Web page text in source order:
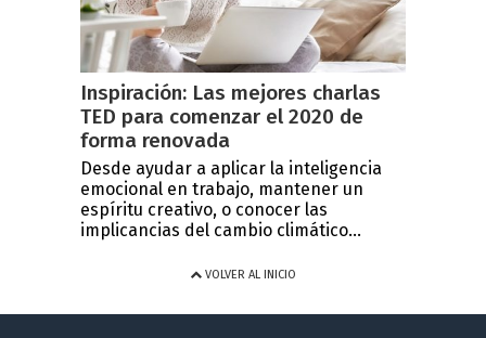
Inspiración: Las mejores charlas
TED para comenzar el 2020 de
forma renovada
Desde ayudar a aplicar la inteligencia
emocional en trabajo, mantener un
espíritu creativo, o conocer las
implicancias del cambio climático...
VOLVER AL INICIO